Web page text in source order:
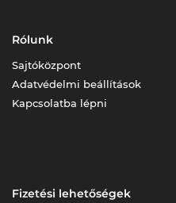
Rólunk
Sajtóközpont
Adatvédelmi beállítások
Kapcsolatba lépni
Fizetési lehetőségek